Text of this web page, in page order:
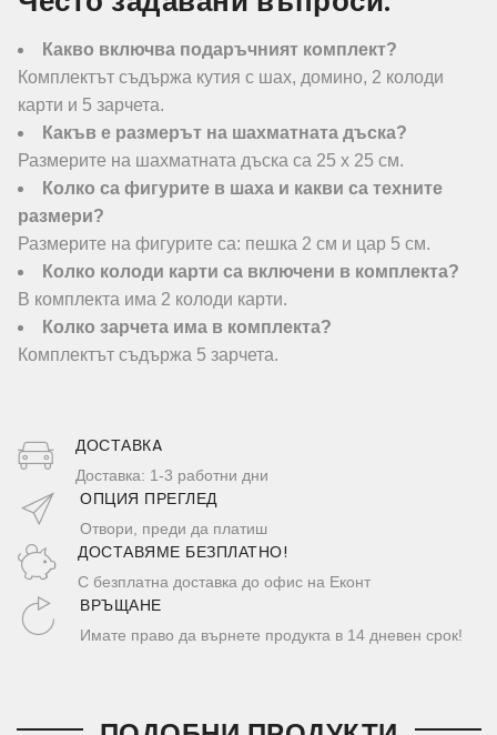
Какво включва подаръчният комплект?
Комплектът съдържа кутия с шах, домино, 2 колоди
карти и 5 зарчета.
Какъв е размерът на шахматната дъска?
Размерите на шахматната дъска са 25 х 25 см.
Колко са фигурите в шаха и какви са техните
размери?
Размерите на фигурите са: пешка 2 см и цар 5 см.
Колко колоди карти са включени в комплекта?
В комплекта има 2 колоди карти.
Колко зарчета има в комплекта?
Комплектът съдържа 5 зарчета.
ДОСТАВКA
Доставка: 1-3 работни дни
ОПЦИЯ ПРЕГЛЕД
Отвори, преди да платиш
ДОСТАВЯМЕ БЕЗПЛАТНО!
С безплатна доставка до офис на Еконт
ВРЪЩАНЕ
Имате право да върнете продукта в 14 дневен срок!